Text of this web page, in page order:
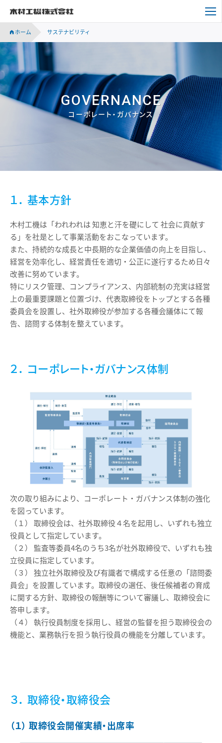
ホーム サステナビリティ
GOVERNANCE
コーポレート・ガバナンス
１． 基本方針
木村工機は「われわれは 知恵と汗を礎にして 社会に貢献す
る」を社是として事業活動をおこなっています。
また、持続的な成長と中長期的な企業価値の向上を目指し、
経営を効率化し、経営責任を適切・公正に遂行するため日々
改善に努めています。
特にリスク管理、コンプライアンス、内部統制の充実は経営
上の最重要課題と位置づけ、代表取締役をトップとする各種
委員会を設置し、社外取締役が参加する各種会議体にて報
告、諮問する体制を整えています。
２． コーポレート・ガバナンス体制
次の取り組みにより、コーポレート・ガバナンス体制の強化
を図っています。
（１） 取締役会は、社外取締役４名を起用し、いずれも独立
役員として指定しています。
（２） 監査等委員4名のうち3名が社外取締役で、いずれも独
立役員に指定しています。
（３） 独立社外取締役及び有識者で構成する任意の「諮問委
員会」を設置しています。取締役の選任、後任候補者の育成
に関する方針、取締役の報酬等について審議し、取締役会に
答申します。
（４） 執行役員制度を採用し、経営の監督を担う取締役会の
機能と、業務執行を担う執行役員の機能を分離しています。
３． 取締役・取締役会
（１） 取締役会開催実績・出席率